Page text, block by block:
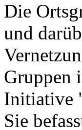
Die
und
Gruppen
Initiative
Sie